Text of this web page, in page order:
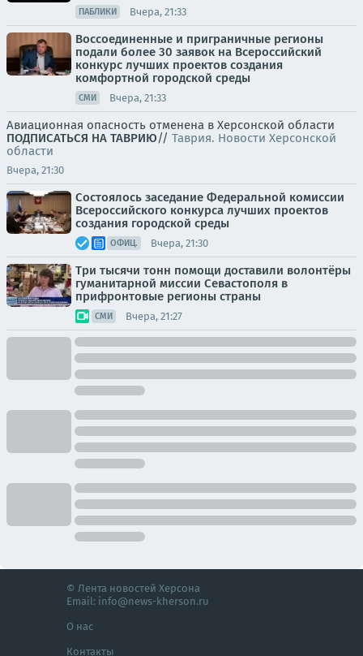
ПАБЛИКИ Вчера, 21:33
Воссоединенные и приграничные регионы
подали более 30 заявок на Всероссийский
конкурс лучших проектов создания
комфортной городской среды
СМИ Вчера, 21:33
Авиационная опасность отменена в Херсонской области
ПОДПИСАТЬСЯ НА ТАВРИЮ// Таврия. Новости Херсонской
области
Вчера, 21:30
Состоялось заседание Федеральной комиссии
Всероссийского конкурса лучших проектов
создания городской среды
ОФИЦ. Вчера, 21:30
Три тысячи тонн помощи доставили волонтёры
гуманитарной миссии Севастополя в
прифронтовые регионы страны
СМИ Вчера, 21:27
© Лента новостей Херсона
Email: info@news-kherson.ru
О нас
Контакты